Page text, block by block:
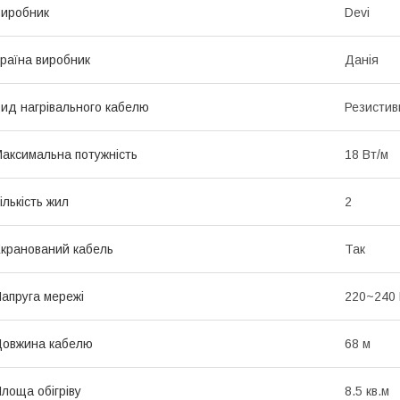
Devi
виробник Данія
нагрівального кабелю
потужність 18 Вт/м
жил 2
кабель Так
мережі 220~240
кабелю 68 м
обігріву 8.5 кв.м